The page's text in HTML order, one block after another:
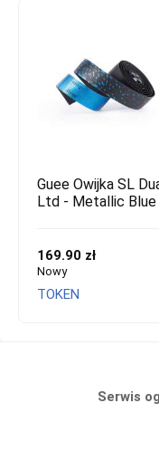
Guee Owijka SL
Ltd - Metallic Blue
169.90 zł
Nowy
TOKEN
Serwis